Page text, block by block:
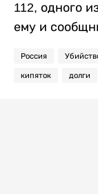
112, одного
ему и
Россия
кипяток долги